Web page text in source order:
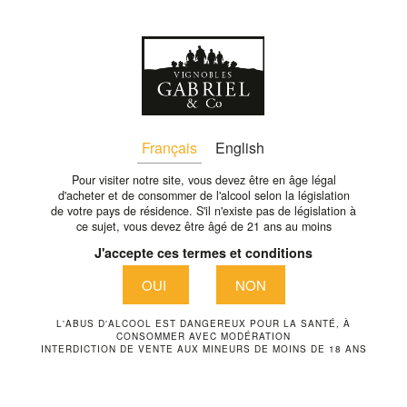
Français English
Pour visiter notre site, vous devez être en âge légal
d'acheter et de consommer de l'alcool selon la législation
de votre pays de résidence. S'il n'existe pas de législation à
ce sujet, vous devez être âgé de 21 ans au moins
J'accepte ces termes et conditions
OUI NON
L'ABUS D'ALCOOL EST DANGEREUX POUR LA SANTÉ, À
CONSOMMER AVEC MODÉRATION
INTERDICTION DE VENTE AUX MINEURS DE MOINS DE 18 ANS